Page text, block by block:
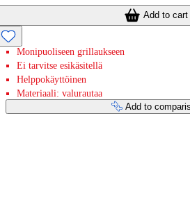
Add to cart
Monipuoliseen grillaukseen
Ei tarvitse esikäsitellä
Helppokäyttöinen
Materiaali: valurautaa
Add to